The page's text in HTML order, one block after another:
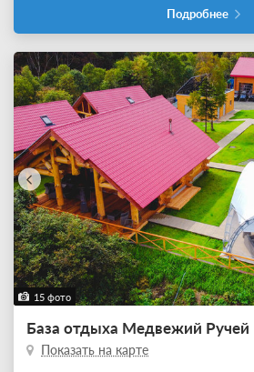
Подробнее
15 фото
База отдыха Медвежий Ручей
Показать на карте